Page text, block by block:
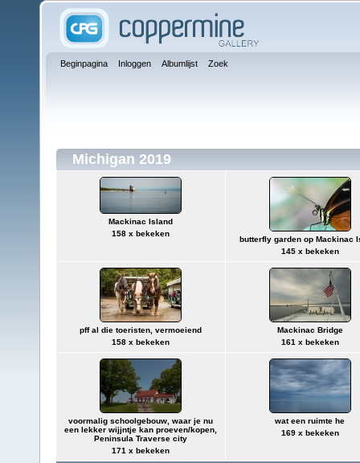
Beginpagina Inloggen Albumlijst Zoek
Michigan 2019
Mackinac Island
158 x bekeken
butterfly garden op Mackinac
145 x bekeken
pff al die toeristen, vermoeiend
158 x bekeken
Mackinac Bridge
161 x bekeken
voormalig schoolgebouw, waar je nu
een lekker wijjntje kan proeven/kopen,
Peninsula Traverse city
171 x bekeken
wat een ruimte he
169 x bekeken